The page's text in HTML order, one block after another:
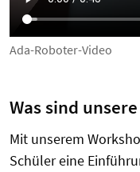
Ada-Roboter-Video
Was sind
Mit unserem
Schüler eine